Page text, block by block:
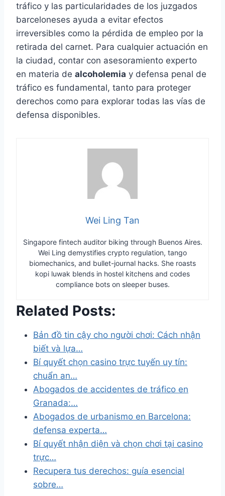
tráfico y las particularidades de los juzgados
barceloneses ayuda a evitar efectos
irreversibles como la pérdida de empleo por la
retirada del carnet. Para cualquier actuación en
la ciudad, contar con asesoramiento experto
en materia de alcoholemia y defensa penal de
tráfico es fundamental, tanto para proteger
derechos como para explorar todas las vías de
defensa disponibles.
Wei Ling Tan
Singapore fintech auditor biking through Buenos Aires.
Wei Ling demystifies crypto regulation, tango
biomechanics, and bullet-journal hacks. She roasts
kopi luwak blends in hostel kitchens and codes
compliance bots on sleeper buses.
Related Posts:
Bản đồ tin cậy cho người chơi: Cách nhận
biết và lựa…
Bí quyết chọn casino trực tuyến uy tín:
chuẩn an…
Abogados de accidentes de tráfico en
Granada:…
Abogados de urbanismo en Barcelona:
defensa experta…
Bí quyết nhận diện và chọn chơi tại casino
trực…
Recupera tus derechos: guía esencial
sobre…